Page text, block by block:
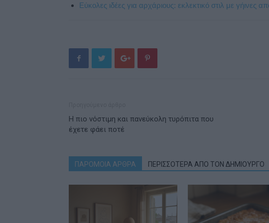
Εύκολες ιδέες για αρχάριους: εκλεκτικό στιλ με γήινες
Η πιο νόστιμη και πανεύκολη τυρόπιτα που
έχετε φάει ποτέ
ΠΑΡΟΜΟΙΑ ΑΡΘΡΑ ΠΕΡΙΣΣΟΤΕΡΑ ΑΠΟ ΤΟΝ ΔΗΜΙΟΥΡΓΟ